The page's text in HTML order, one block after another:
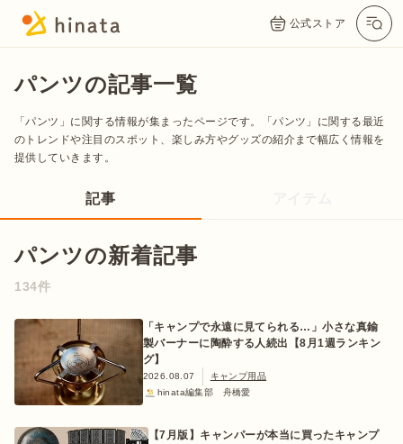
公式ストア
パンツの記事一覧
「パンツ」に関する情報が集まったページです。「パンツ」に関する最近
のトレンドや注目のスポット、楽しみ方やグッズの紹介まで幅広く情報を
提供していきます。
記事
パンツの新着記事
134件
「キャンプで永遠に見てられる…」小さな真鍮
製バーナーに陶酔する人続出【8月1週ランキン
グ】
2026.08.07
キャンプ用品
hinata編集部 舟橋愛
【7月版】キャンパーが本当に買ったキャンプ
公式App Twitter
公式オンラインストア